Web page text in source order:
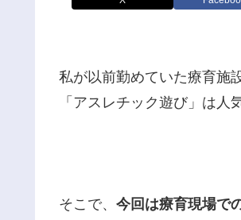
私が以前勤めていた療育施
「アスレチック遊び」は人
そこで、 今回は療育現場で